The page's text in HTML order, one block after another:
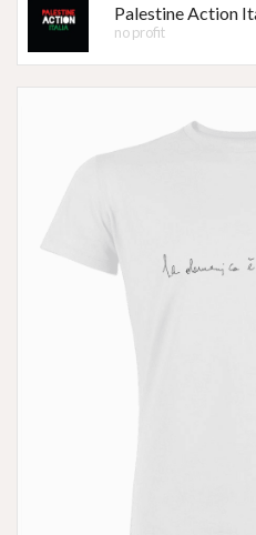
Palestine Action
no profit